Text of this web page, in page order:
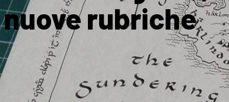
nuove rubriche